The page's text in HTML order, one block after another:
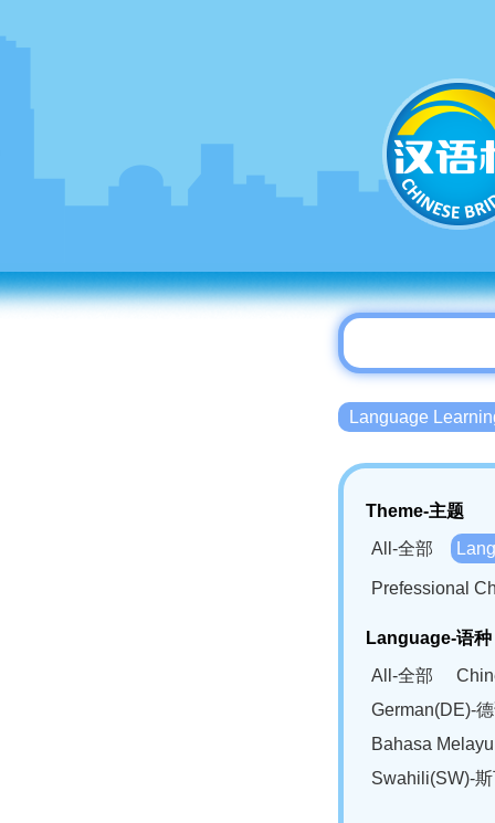
Language
Theme-主题
All-全部
Prefessional
Language-语种
All-全部
German(DE)-
Bahasa
Swahili(SW)-